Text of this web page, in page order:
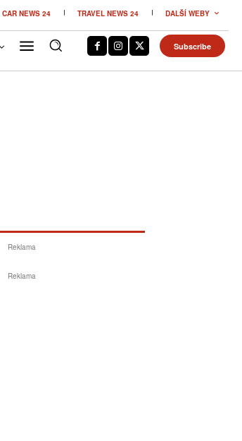
CAR NEWS 24 TRAVEL NEWS 24 DALŠÍ WEBY
Subscribe
Reklama
Reklama